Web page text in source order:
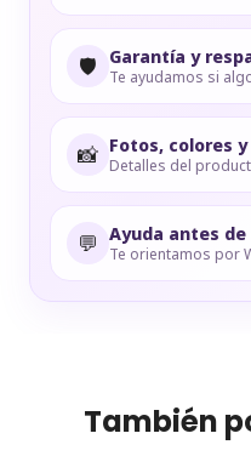
🛡️ Garantía y
Te ayudamos si
📸 Fotos, colores
Detalles del
💬 Ayuda antes
Te orientamos por
También